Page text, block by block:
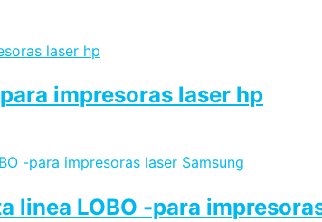
impresoras laser hp
linea LOBO -para